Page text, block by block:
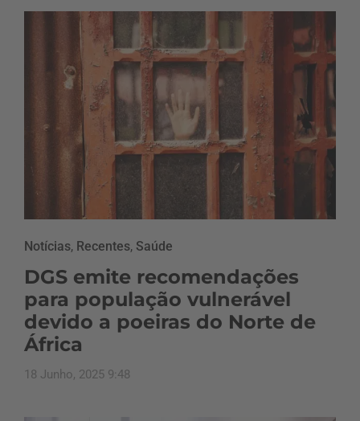
Notícias, Recentes, Saúde
DGS emite recomendações
para população vulnerável
devido a poeiras do Norte de
África
18 Junho, 2025 9:48